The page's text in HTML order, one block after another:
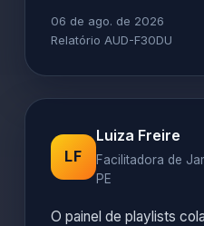
06 de ago. de 2026
Relatório AUD-F30DU
LF
Luiza Freire
Facilitadora de
PE
O painel de playlists